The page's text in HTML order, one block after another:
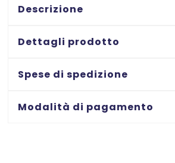
70
quantità
Descrizione
Dettagli prodotto
Spese di spedizione
Modalità di pagamento